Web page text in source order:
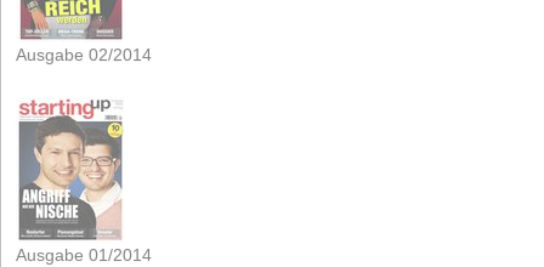
Ausgabe 02/2014
Ausgabe 01/2014